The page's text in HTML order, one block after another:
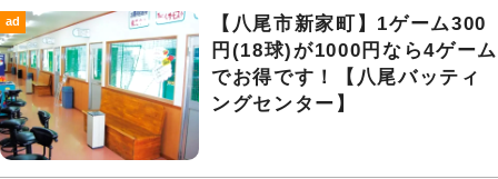
ad
【八尾市新家町】1ゲーム300
円(18球)が1000円なら4ゲーム
でお得です！【八尾バッティ
ングセンター】